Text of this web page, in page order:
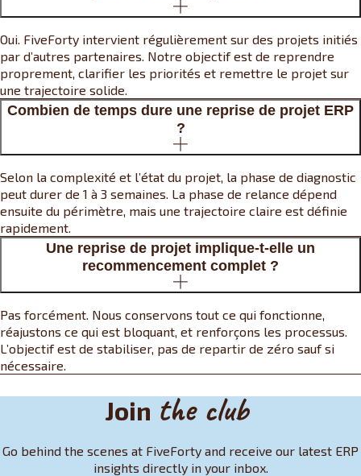
Oui. FiveForty intervient régulièrement sur des projets initiés
par d’autres partenaires. Notre objectif est de reprendre
proprement, clarifier les priorités et remettre le projet sur
une trajectoire solide.
Combien de temps dure une reprise de projet ERP
?
Selon la complexité et l’état du projet, la phase de diagnostic
peut durer de 1 à 3 semaines. La phase de relance dépend
ensuite du périmètre, mais une trajectoire claire est définie
rapidement.
Une reprise de projet implique-t-elle un
recommencement complet ?
Pas forcément. Nous conservons tout ce qui fonctionne,
réajustons ce qui est bloquant, et renforçons les processus.
L’objectif est de stabiliser, pas de repartir de zéro sauf si
nécessaire.
Join the club
Go behind the scenes at FiveForty and receive our latest ERP
insights directly in your inbox.